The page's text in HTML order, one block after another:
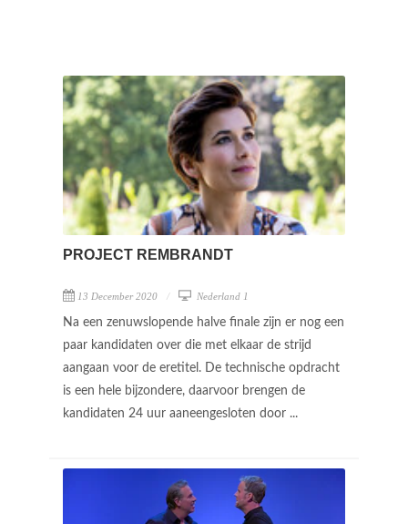
PROJECT REMBRANDT
13 December 2020 Nederland 1
Na een zenuwslopende halve finale zijn er nog een
paar kandidaten over die met elkaar de strijd
aangaan voor de eretitel. De technische opdracht
is een hele bijzondere, daarvoor brengen de
kandidaten 24 uur aaneengesloten door ...